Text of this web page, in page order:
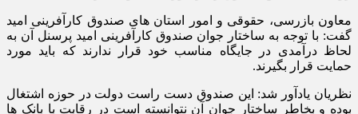
معاون بازرسی، حقوقی و امور استان های صندوق کارآفرینی امید
گفت: با توجه به ساختار جوان صندوق کارآفرینی امید پرسنل آن به
لحاظ درآمدی در جایگاه مناسب خود قرار ندارند که باید مورد
حمایت قرار بگیرند.
نظریان یادآور شد: این صندوق دست راست دولت در حوزه اشتغال
بوده و بخاطر ساختار جوان آن نتوانسته است در رقابت با بانک ها